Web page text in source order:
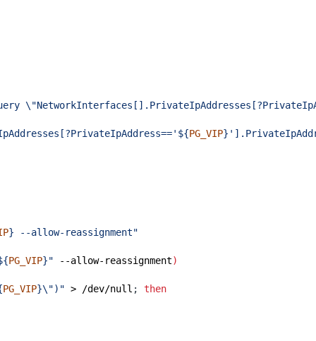
${PG_VIP}
} --allow-reassignment"
PG_VIP}" --allow-reassignment)
PG_VIP}\")" > /dev/null ; then